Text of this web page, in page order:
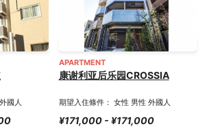
國人
APARTMENT
康谢利亚后乐园CROSSIA
期望入住條件： 女性 男性 外國人
¥171,000 - ¥171,000